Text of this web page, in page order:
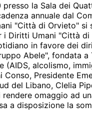
la Sala dei
annuale dal
"Città di Orvieto"
i Diritti Umani "Città
in favore dei
Abele",
(AIDS, alcolismo,
Conso, Presidente
del Libano, Clelia
omaggio ad
a disposizione la